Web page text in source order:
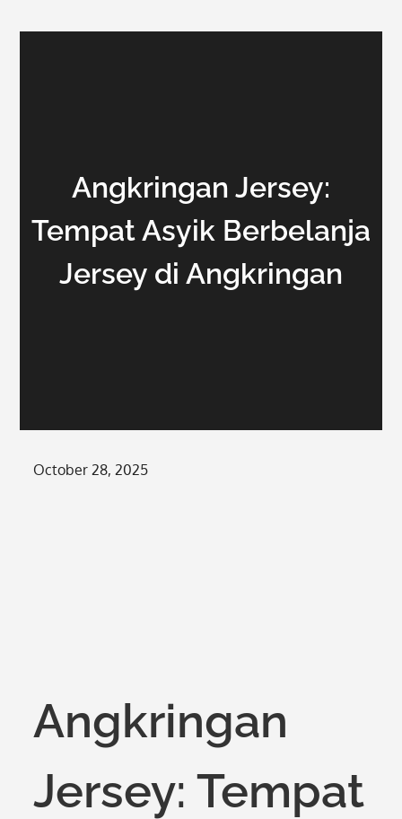
Angkringan Jersey:
Tempat Asyik Berbelanja
Jersey di Angkringan
Posted
October 28, 2025
Angkringan
Jersey: Tempat